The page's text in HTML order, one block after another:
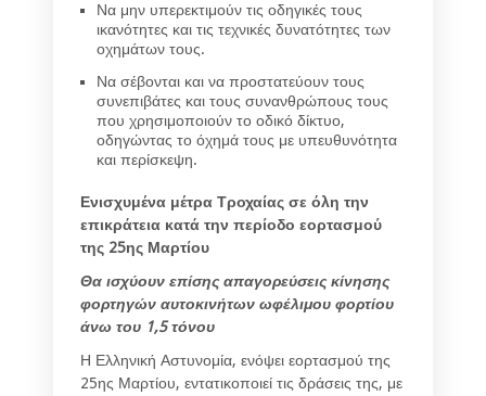
Να μην υπερεκτιμούν τις οδηγικές τους
ικανότητες και τις τεχνικές δυνατότητες των
οχημάτων τους.
Να σέβονται και να προστατεύουν τους
συνεπιβάτες και τους συνανθρώπους τους
που χρησιμοποιούν το οδικό δίκτυο,
οδηγώντας το όχημά τους με υπευθυνότητα
και περίσκεψη.
Ενισχυμένα μέτρα Τροχαίας σε όλη την
επικράτεια κατά την περίοδο εορτασμού
της 25ης Μαρτίου
Θα ισχύουν επίσης απαγορεύσεις κίνησης
φορτηγών αυτοκινήτων ωφέλιμου φορτίου
άνω του 1,5 τόνου
Η Ελληνική Αστυνομία, ενόψει εορτασμού της
25ης Μαρτίου, εντατικοποιεί τις δράσεις της, με